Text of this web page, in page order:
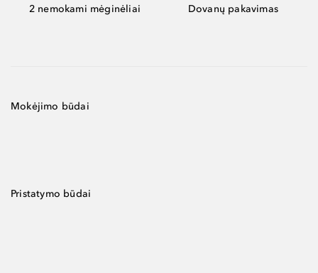
2 nemokami mėginėliai Dovanų pakavimas
Mokėjimo būdai
Pristatymo būdai